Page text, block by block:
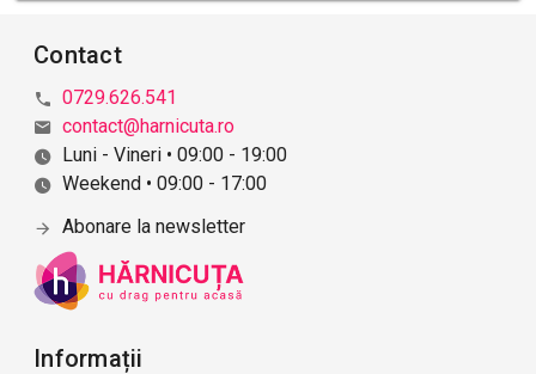
Contact
0729.626.541
contact@harnicuta.ro
Luni - Vineri • 09:00 - 19:00
Weekend • 09:00 - 17:00
Abonare la newsletter
Informații